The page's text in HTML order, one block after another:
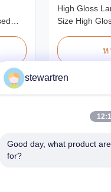
paper
base
High Gloss
Size High
A2/A3/A4/A5/
Popular
54mm *
100pcs/box
ห
stewartren
Good day, what product
for?